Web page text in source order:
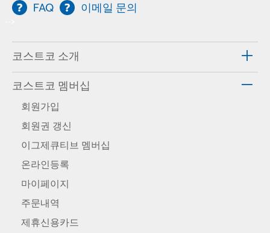
FAQ 이메일 문의
코스트코 소개
코스트코 멤버십
회원가입
회원권 갱신
이그제큐티브 멤버십
온라인등록
마이페이지
주문내역
제휴신용카드